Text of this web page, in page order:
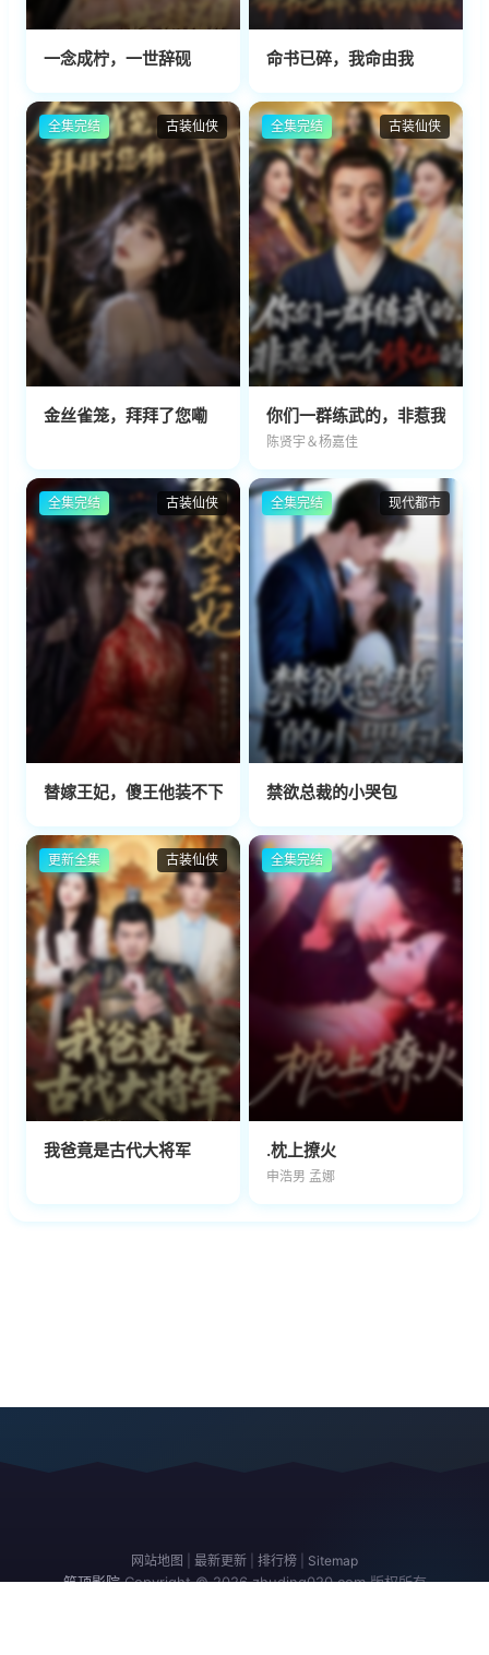
一念成柠，一世辞砚 命书已碎，我命由我
古装仙侠
全集完结
金丝雀笼，拜拜了您嘞
古装仙侠
全集完结
你们一群练武的，非惹我一个
陈贤宇＆杨嘉佳
古装仙侠
全集完结
替嫁王妃，傻王他装不下去了
现代都市
全集完结
禁欲总裁的小哭包
古装仙侠
更新全集
我爸竟是古代大将军
全集完结
.枕上撩火
申浩男 孟娜
网站地图 最新更新 排行榜 Sitemap
筑顶影院 Copyright © 2026 zhuding020.com 版权所有